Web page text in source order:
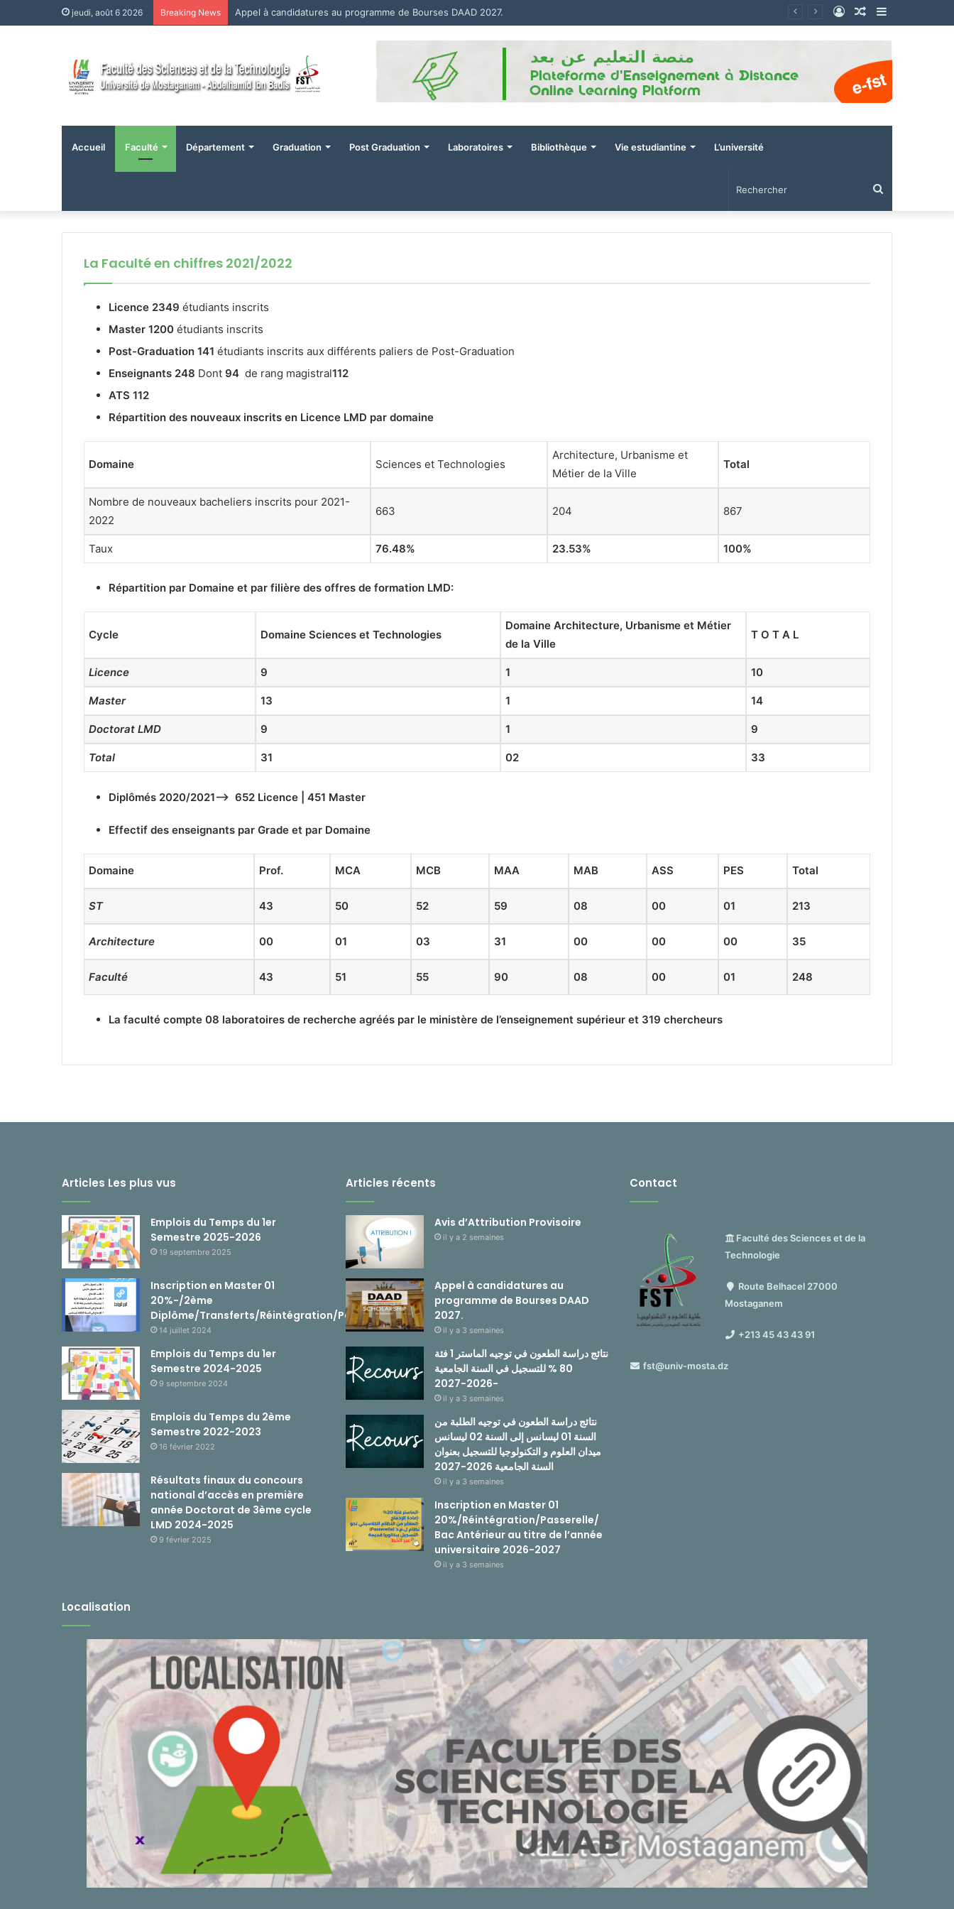
jeudi, août 6 2026 Breaking News Appel à candidatures au programme de Bourses DAAD 2027.
Sidebar
latérale)
Article
Connexion
Accueil Faculté Département Graduation Post Graduation Laboratoires Bibliothèque Vie estudiantine L’université
La Faculté en chiffres 2021/2022
Licence 2349 étudiants inscrits
Master 1200 étudiants inscrits
Post-Graduation 141 étudiants inscrits aux différents paliers de Post-Graduation
Enseignants 248 Dont 94 de rang magistral112
ATS 112
Répartition des nouveaux inscrits en Licence LMD par domaine
Domaine Sciences et Technologies
Architecture, Urbanisme et
Métier de la Ville
Total
Nombre de nouveaux bacheliers inscrits pour 2021-
2022
663 204 867
Taux 76.48% 23.53% 100%
Répartition par Domaine et par filière des offres de formation LMD:
Cycle Domaine Sciences et Technologies
Domaine Architecture, Urbanisme et Métier
de la Ville
T O T A L
Licence 9 1 10
Master 13 1 14
Doctorat LMD 9 1 9
Total 31 02 33
Diplômés 2020/2021–> 652 Licence | 451 Master
Effectif des enseignants par Grade et par Domaine
Domaine Prof. MCA MCB MAA MAB ASS PES Total
ST 43 50 52 59 08 00 01 213
Architecture 00 01 03 31 00 00 00 35
Faculté 43 51 55 90 08 00 01 248
La faculté compte 08 laboratoires de recherche agréés par le ministère de l’enseignement supérieur et 319 chercheurs
Articles Les plus vus
Emplois du Temps du 1er
Semestre 2025-2026
19 septembre 2025
Inscription en Master 01
20%-/2ème
Diplôme/Transferts/Réintégration/Passerelle
14 juillet 2024
Emplois du Temps du 1er
Semestre 2024-2025
9 septembre 2024
Emplois du Temps du 2ème
Semestre 2022-2023
16 février 2022
Résultats finaux du concours
national d’accès en première
année Doctorat de 3ème cycle
LMD 2024-2025
9 février 2025
Articles récents
Avis d’Attribution Provisoire
il y a 2 semaines
Appel à candidatures au
programme de Bourses DAAD
2027.
il y a 3 semaines
نتائج دراسة الطعون في توجيه الماستر 1 فئة
80 % للتسجيل في السنة الجامعية
-2026-2027
il y a 3 semaines
نتائج دراسة الطعون في توجيه الطلبة من
السنة 01 ليسانس إلى السنة 02 ليسانس
ميدان العلوم و التكنولوجيا للتسجيل بعنوان
السنة الجامعية 2026-2027
il y a 3 semaines
Inscription en Master 01
20%/Réintégration/Passerelle/
Bac Antérieur au titre de l’année
universitaire 2026-2027
il y a 3 semaines
Contact
Faculté des Sciences et de la
Technologie
Route Belhacel 27000
Mostaganem
+213 45 43 43 91
fst@univ-mosta.dz
Localisation